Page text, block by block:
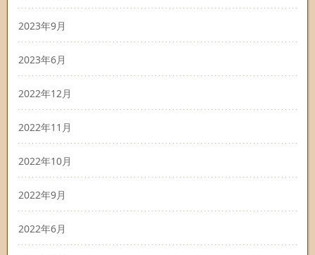
2023年9月
2023年6月
2022年12月
2022年11月
2022年10月
2022年9月
2022年6月